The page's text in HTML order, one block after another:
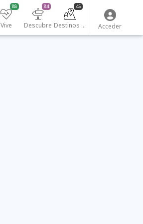
Vive
88
Descubre
84
Destinos turísticos
45
Acceder